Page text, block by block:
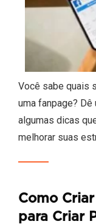
Você sabe quais
uma fanpage?
algumas dicas
melhorar suas
Como
para Criar